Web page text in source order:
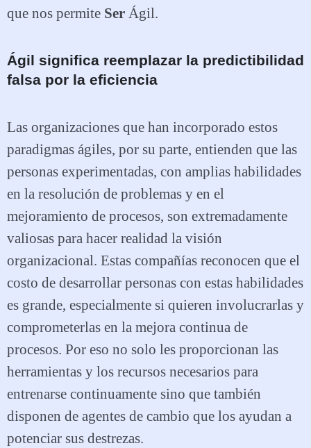
que nos permite Ser Ágil.
Ágil significa reemplazar la predictibilidad
falsa por la eficiencia
Las organizaciones que han incorporado estos
paradigmas ágiles, por su parte, entienden que las
personas experimentadas, con amplias habilidades
en la resolución de problemas y en el
mejoramiento de procesos, son extremadamente
valiosas para hacer realidad la visión
organizacional. Estas compañías reconocen que el
costo de desarrollar personas con estas habilidades
es grande, especialmente si quieren involucrarlas y
comprometerlas en la mejora continua de
procesos. Por eso no solo les proporcionan las
herramientas y los recursos necesarios para
entrenarse continuamente sino que también
disponen de agentes de cambio que los ayudan a
potenciar sus destrezas.